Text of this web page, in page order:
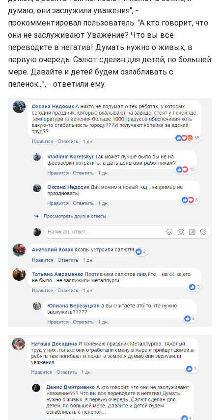
думаю, они заслужили уважения", -
прокомментировал пользователь. "А кто говорит, что
они не заслуживают Уважение? Что вы все
переводите в негатив! Думать нужно о живых, в
первую очередь. Салют сделан для детей, по большей
мере. Давайте и детей будем озлабливать с
пеленок...", - ответили ему.